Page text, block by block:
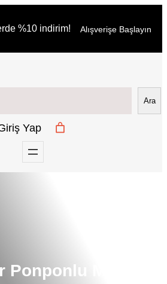
%10 indirim! Alışverişe Başlayın
Ara
Yap
Ponponlu Mini